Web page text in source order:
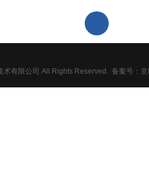
术有限公司 All Rights Reserved.备案号：